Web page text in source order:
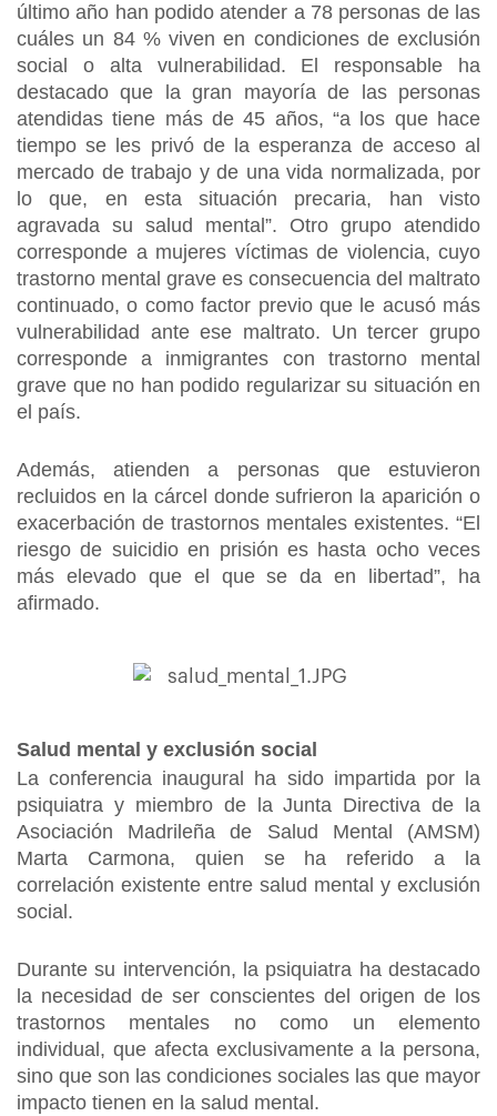
último año han podido atender a 78 personas de las
cuáles un 84 % viven en condiciones de exclusión
social o alta vulnerabilidad. El responsable ha
destacado que la gran mayoría de las personas
atendidas tiene más de 45 años, “a los que hace
tiempo se les privó de la esperanza de acceso al
mercado de trabajo y de una vida normalizada, por
lo que, en esta situación precaria, han visto
agravada su salud mental”. Otro grupo atendido
corresponde a mujeres víctimas de violencia, cuyo
trastorno mental grave es consecuencia del maltrato
continuado, o como factor previo que le acusó más
vulnerabilidad ante ese maltrato. Un tercer grupo
corresponde a inmigrantes con trastorno mental
grave que no han podido regularizar su situación en
el país.
Además, atienden a personas que estuvieron
recluidos en la cárcel donde sufrieron la aparición o
exacerbación de trastornos mentales existentes. “El
riesgo de suicidio en prisión es hasta ocho veces
más elevado que el que se da en libertad”, ha
afirmado.
Salud mental y exclusión social
La conferencia inaugural ha sido impartida por la
psiquiatra y miembro de la Junta Directiva de la
Asociación Madrileña de Salud Mental (AMSM)
Marta Carmona, quien se ha referido a la
correlación existente entre salud mental y exclusión
social.
Durante su intervención, la psiquiatra ha destacado
la necesidad de ser conscientes del origen de los
trastornos mentales no como un elemento
individual, que afecta exclusivamente a la persona,
sino que son las condiciones sociales las que mayor
impacto tienen en la salud mental.